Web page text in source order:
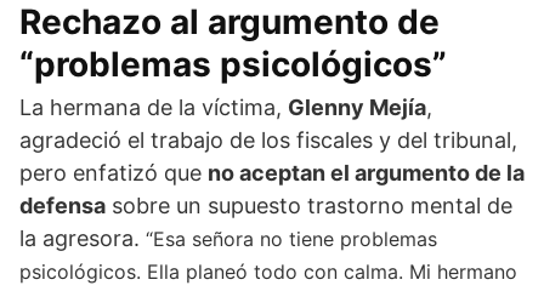
Rechazo al argumento de
“problemas psicológicos”
La hermana de la víctima, Glenny Mejía,
agradeció el trabajo de los fiscales y del tribunal,
pero enfatizó que no aceptan el argumento de la
defensa sobre un supuesto trastorno mental de
la agresora. “Esa señora no tiene problemas
psicológicos. Ella planeó todo con calma. Mi hermano